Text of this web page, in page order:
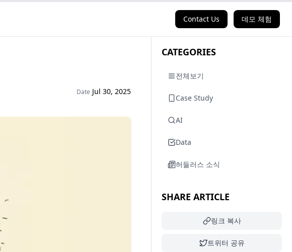
Contact Us 데모 체험
Date Jul 30, 2025
CATEGORIES
전체보기
Case Study
AI
Data
허들러스 소식
SHARE ARTICLE
링크 복사
트위터 공유